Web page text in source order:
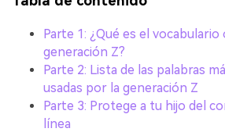
Parte 1: ¿Qué es el vocabulario
generación Z?
Parte 2: Lista de las palabras
usadas por la generación Z
Parte 3: Protege a tu hijo del
línea